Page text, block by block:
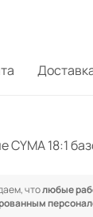
CYMA 18:1
чтолюбые